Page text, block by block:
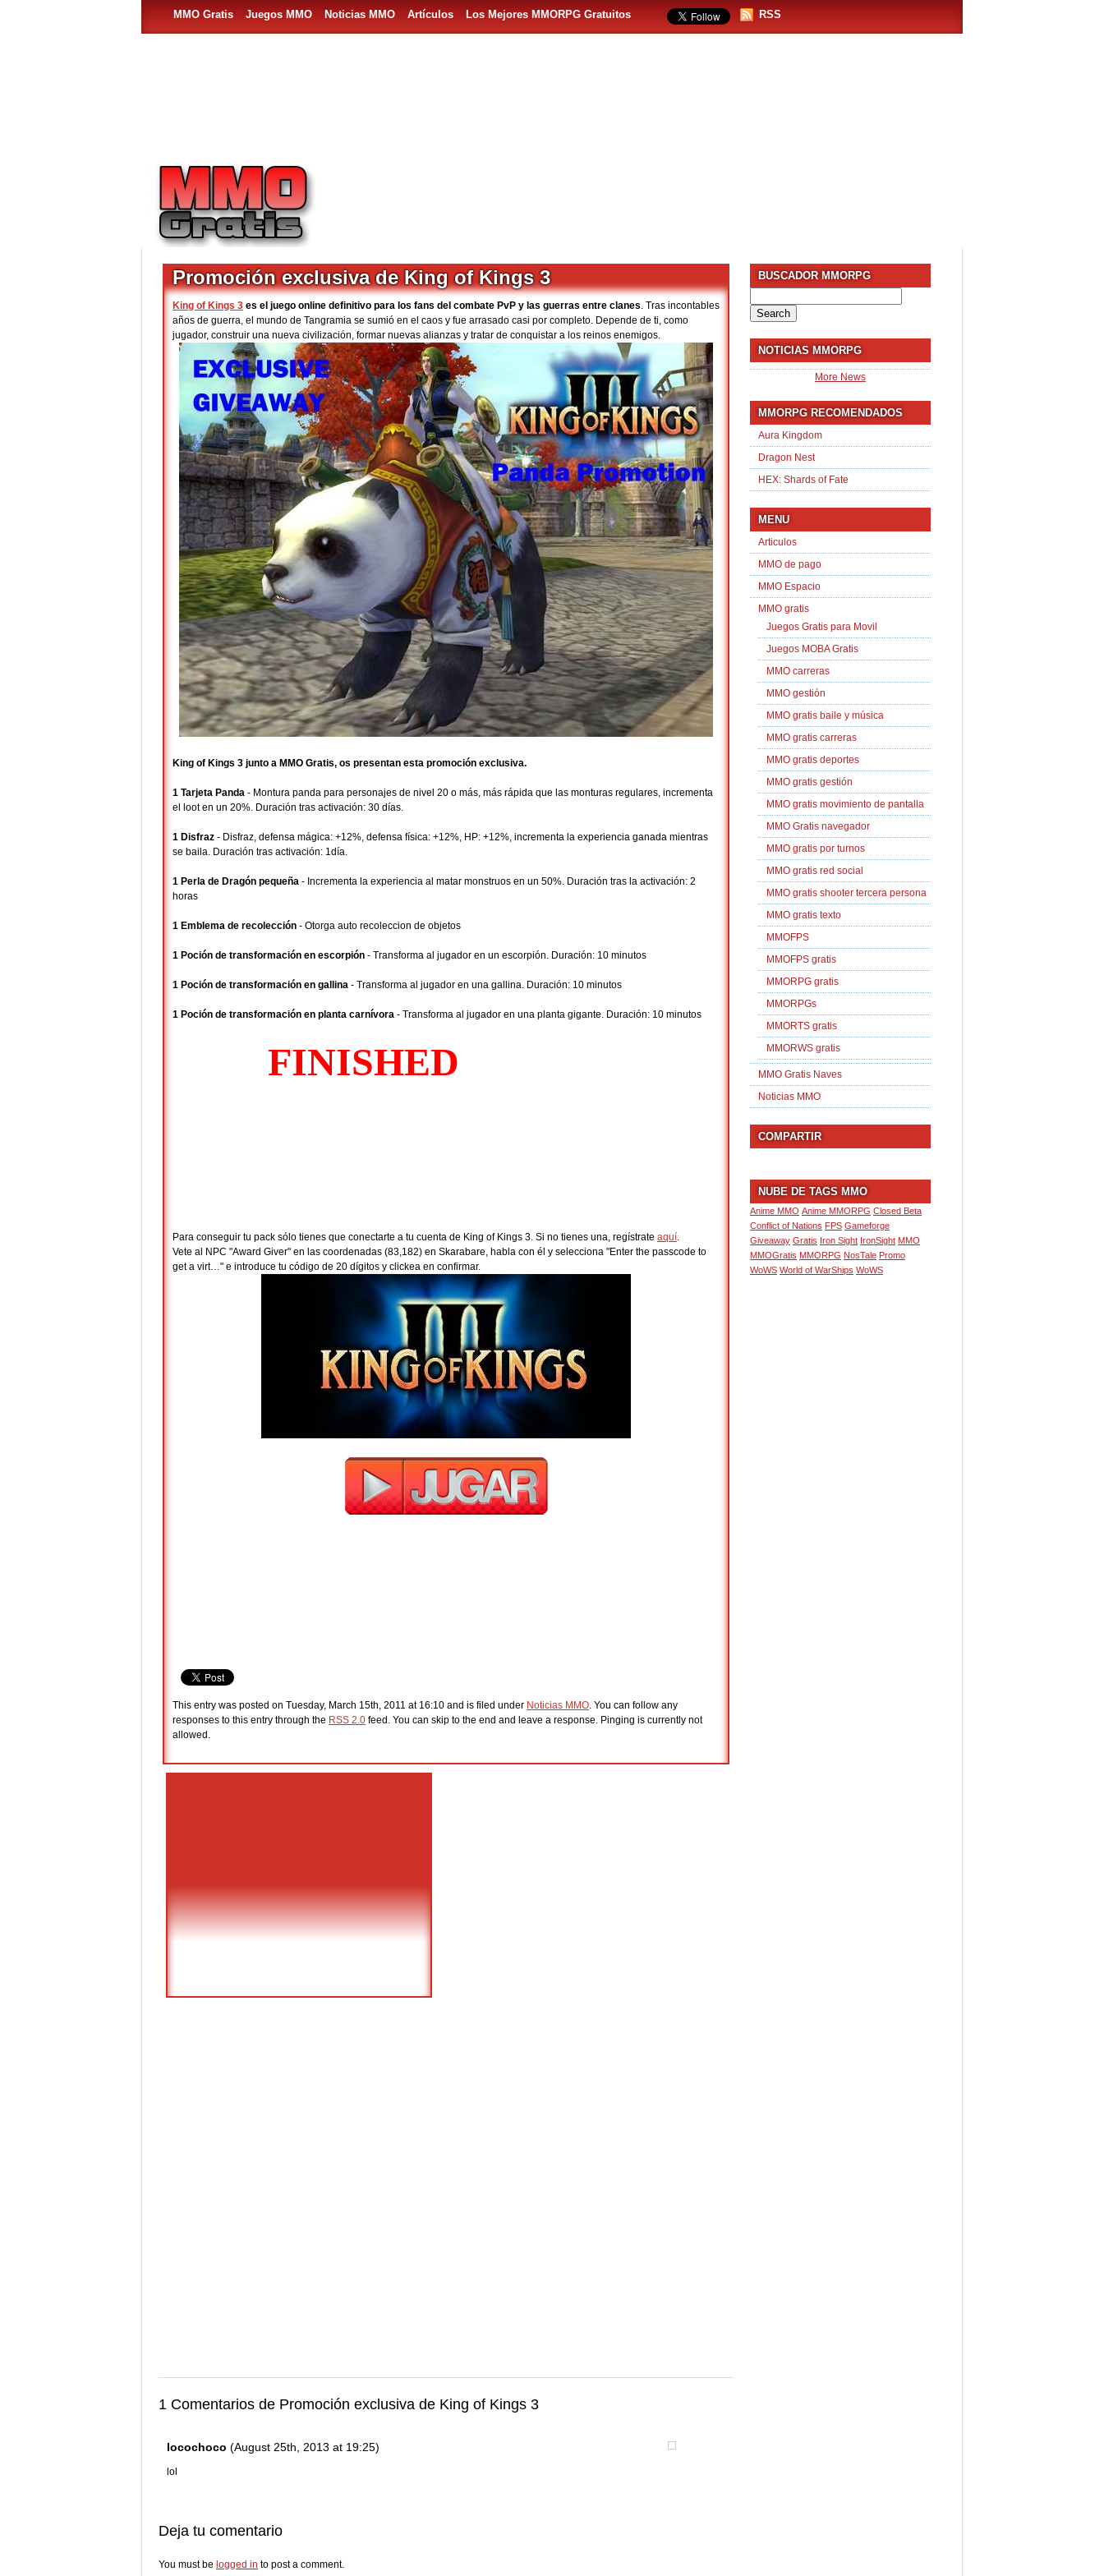
MMO Gratis Juegos MMO Noticias MMO Artículos Los Mejores MMORPG Gratuitos RSS
Promoción exclusiva de King of Kings 3
King of Kings 3 es el juego online definitivo para los fans del combate PvP y las guerras entre clanes. Tras incontables
años de guerra, el mundo de Tangramia se sumió en el caos y fue arrasado casi por completo. Depende de ti, como
jugador, construir una nueva civilización, formar nuevas alianzas y tratar de conquistar a los reinos enemigos.
King of Kings 3 junto a MMO Gratis, os presentan esta promoción exclusiva.
1 Tarjeta Panda - Montura panda para personajes de nivel 20 o más, más rápida que las monturas regulares, incrementa
el loot en un 20%. Duración tras activación: 30 días.
1 Disfraz - Disfraz, defensa mágica: +12%, defensa física: +12%, HP: +12%, incrementa la experiencia ganada mientras
se baila. Duración tras activación: 1día.
1 Perla de Dragón pequeña - Incrementa la experiencia al matar monstruos en un 50%. Duración tras la activación: 2
horas
1 Emblema de recolección - Otorga auto recoleccion de objetos
1 Poción de transformación en escorpión - Transforma al jugador en un escorpión. Duración: 10 minutos
1 Poción de transformación en gallina - Transforma al jugador en una gallina. Duración: 10 minutos
1 Poción de transformación en planta carnívora - Transforma al jugador en una planta gigante. Duración: 10 minutos
Para conseguir tu pack sólo tienes que conectarte a tu cuenta de King of Kings 3. Si no tienes una, regístrate aquí.
Vete al NPC "Award Giver" en las coordenadas (83,182) en Skarabare, habla con él y selecciona "Enter the passcode to
get a virt…" e introduce tu código de 20 dígitos y clickea en confirmar.
This entry was posted on Tuesday, March 15th, 2011 at 16:10 and is filed under Noticias MMO. You can follow any
responses to this entry through the RSS 2.0 feed. You can skip to the end and leave a response. Pinging is currently not
allowed.
1 Comentarios de Promoción exclusiva de King of Kings 3
locochoco (August 25th, 2013 at 19:25)
lol
Deja tu comentario
You must be logged in to post a comment.
BUSCADOR MMORPG
for:
NOTICIAS MMORPG
More News
MMORPG RECOMENDADOS
Aura Kingdom
Dragon Nest
HEX: Shards of Fate
MENU
Articulos
MMO de pago
MMO Espacio
MMO gratis
Juegos Gratis para Movil
Juegos MOBA Gratis
MMO carreras
MMO gestión
MMO gratis baile y música
MMO gratis carreras
MMO gratis deportes
MMO gratis gestión
MMO gratis movimiento de pantalla
MMO Gratis navegador
MMO gratis por turnos
MMO gratis red social
MMO gratis shooter tercera persona
MMO gratis texto
MMOFPS
MMOFPS gratis
MMORPG gratis
MMORPGs
MMORTS gratis
MMORWS gratis
MMO Gratis Naves
Noticias MMO
COMPARTIR
NUBE DE TAGS MMO
Anime MMO Anime MMORPG Closed Beta
Conflict of Nations FPS Gameforge
Giveaway Gratis Iron Sight IronSight MMO
MMOGratis MMORPG NosTale Promo
WoWS World of WarShips WoWS